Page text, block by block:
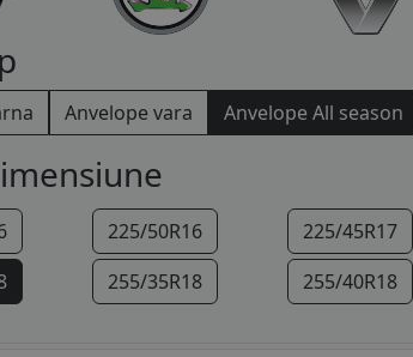
Anvelope vara Anvelope All season
225/50R16 225/45R17
255/35R18 255/40R18